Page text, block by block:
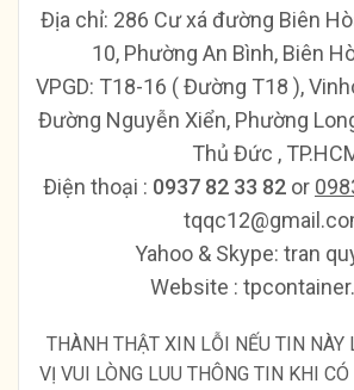
Địa chỉ: 286 Cư xá đường Biên
10, Phường An Bình, Biên
VPGD: T18-16 ( Đường T18 ),
Đường Nguyễn Xiển, Phường
Thủ Đức ,
Ðiện thoại : 0937 82 33 82 or
Yahoo & Skype: tran
Website :
THÀNH THẬT XIN LỖI NẾU TIN NÀY
VỊ VUI LÒNG LUU THÔNG TIN KHI